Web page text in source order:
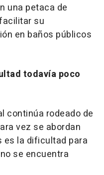
una petaca de
su
en baños públicos
todavía poco
continúa rodeado de
vez se abordan
es la dificultad para
se encuentra